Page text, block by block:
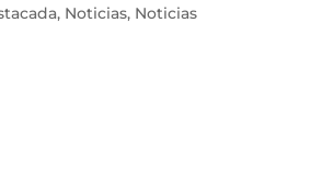
, Noticias, Noticias